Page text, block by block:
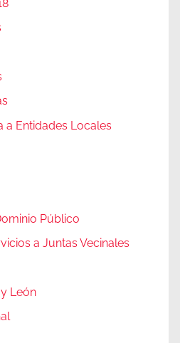
a Entidades Locales
Público
a Juntas Vecinales
León